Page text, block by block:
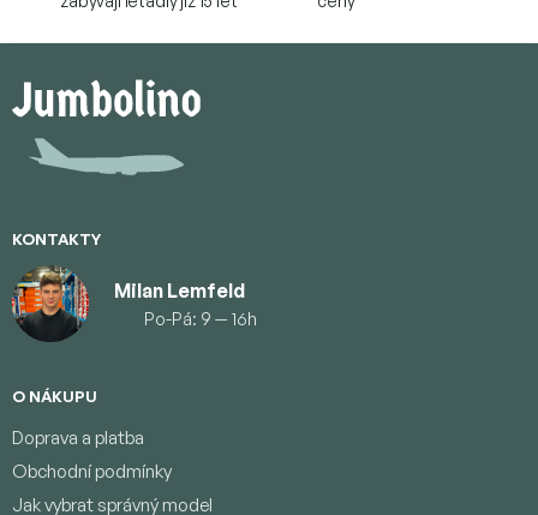
p
KONTAKTY
Milan Lemfeld
Po-Pá: 9 — 16h
O NÁKUPU
Doprava a platba
Obchodní podmínky
Jak vybrat správný model